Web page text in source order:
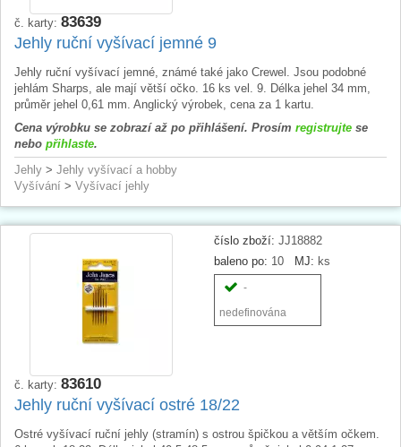
č. karty: 83639
Jehly ruční vyšívací jemné 9
Jehly ruční vyšívací jemné, známé také jako Crewel. Jsou podobné
jehlám Sharps, ale mají větší očko. 16 ks vel. 9. Délka jehel 34 mm,
průměr jehel 0,61 mm. Anglický výrobek, cena za 1 kartu.
Cena výrobku se zobrazí až po přihlášení. Prosím registrujte se
nebo přihlaste.
Jehly > Jehly vyšívací a hobby
Vyšívání > Vyšívací jehly
číslo zboží: JJ18882
baleno po: 10 MJ: ks
-
nedefinována
č. karty: 83610
Jehly ruční vyšívací ostré 18/22
Ostré vyšívací ruční jehly (stramín) s ostrou špičkou a větším očkem.